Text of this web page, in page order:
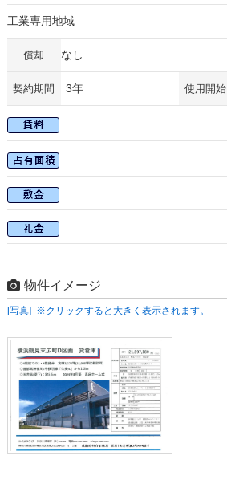
工業専用地域
償却 なし
契約期間 3年 使用開始
物件イメージ
[写真] ※クリックすると大きく表示されます。